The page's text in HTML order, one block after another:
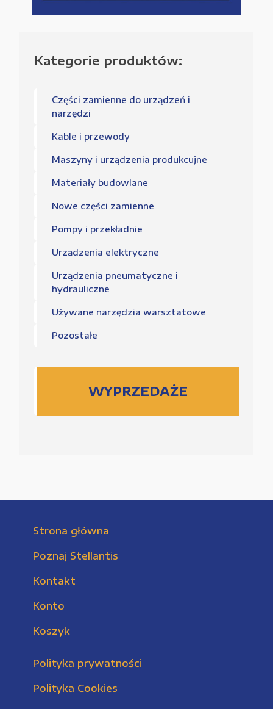
Kategorie produktów:
Części zamienne do urządzeń i
narzędzi
Kable i przewody
Maszyny i urządzenia produkcujne
Materiały budowlane
Nowe części zamienne
Pompy i przekładnie
Urządzenia elektryczne
Urządzenia pneumatyczne i
hydrauliczne
Używane narzędzia warsztatowe
Pozostałe
WYPRZEDAŻE
Strona główna
Poznaj Stellantis
Kontakt
Konto
Koszyk
Polityka prywatności
Polityka Cookies